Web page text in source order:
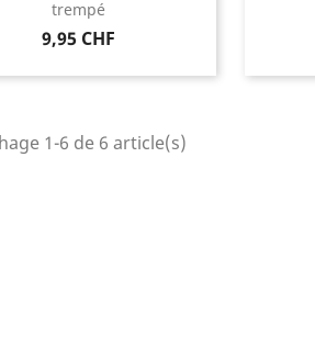
trempé
Prix
9,95 CHF
1-6 de 6 article(s)